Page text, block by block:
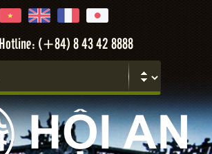
Hotline: (+84) 8 43 42 8888